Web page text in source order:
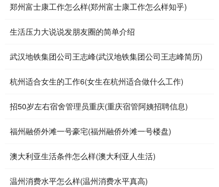
郑州富士康工作怎么样(郑州富士康工作怎么样知乎)
生活压力大说说发朋友圈的简单介绍
武汉地铁集团公司王志峰(武汉地铁集团公司王志峰简历)
杭州适合女生的工作6(女生在杭州适合做什么工作)
招50岁左右宿舍管理员重庆(重庆宿管阿姨招聘信息)
福州融侨外滩一号豪宅(福州融侨外滩一号楼盘)
澳大利亚生活条件怎么样(澳大利亚人生活)
温州消费水平怎么样(温州消费水平真高)